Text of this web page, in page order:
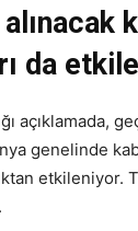
da
açıklamada,
genelinde
etkileniyor.